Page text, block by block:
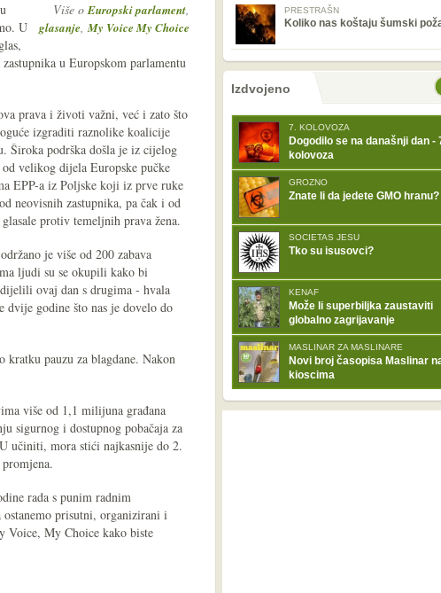
Više oEuropski parlament,
glasanje,My Voice My Choice
U
u Europskom parlamentu
prava i životi važni, već i zato što
izgraditi raznolike koalicije
podrška došla je iz cijelog
velikog dijela Europske pučke
EPP-a iz Poljske koji iz prve ruke
neovisnih zastupnika, pa čak i od
protiv temeljnih prava žena.
je više od 200 zabava
ljudi su se okupili kako bi
ovaj dan s drugima - hvala
dvije godine što nas je dovelo do
pauzu za blagdane. Nakon
više od 1,1 milijuna građana
sigurnog i dostupnog pobačaja za
učiniti, mora stići najkasnije do 2.
rada s punim radnim
ostanemo prisutni, organizirani i
Voice, My Choice kako biste
PRESTRAŠN
Koliko nas koštaju šumski
nema prethodne stranice
sljedećeIzdvojeno
7. KOLOVOZA
Dogodilo se na današnji dan -
kolovoza
GROZNO
Znate li da jedete GMO hranu?
SOCIETAS JESU
Tko su isusovci?
KENAF
Može li superbiljka zaustaviti
globalno zagrijavanje
MASLINAR ZA MASLINARE
Novi broj časopisa Maslinar
kioscima